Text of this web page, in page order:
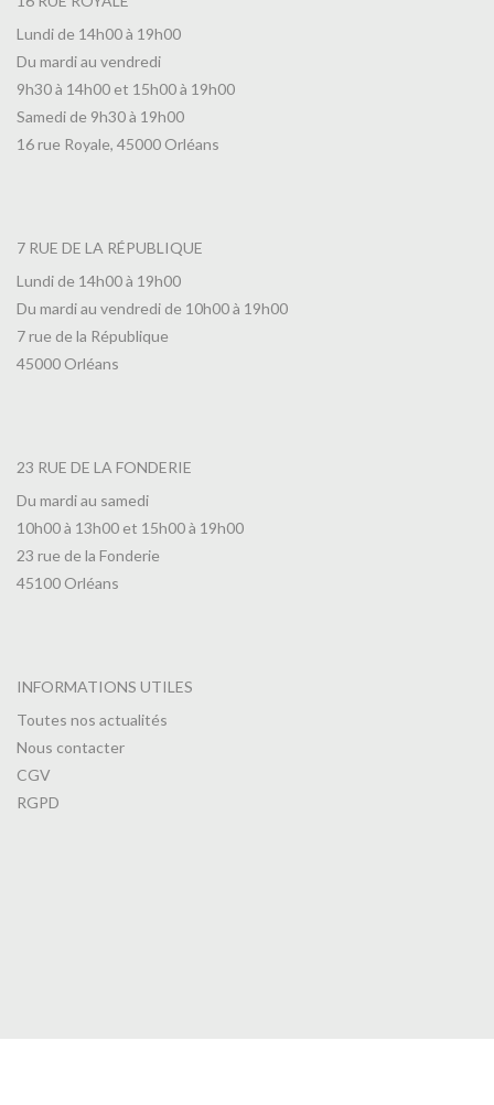
Lundi de 14h00 à 19h00
Du mardi au vendredi
9h30 à 14h00 et 15h00 à 19h00
Samedi de 9h30 à 19h00
16 rue Royale, 45000 Orléans
7 RUE DE LA RÉPUBLIQUE
Lundi de 14h00 à 19h00
Du mardi au vendredi de 10h00 à 19h00
7 rue de la République
45000 Orléans
23 RUE DE LA FONDERIE
Du mardi au samedi
10h00 à 13h00 et 15h00 à 19h00
23 rue de la Fonderie
45100 Orléans
INFORMATIONS UTILES
Toutes nos actualités
Nous contacter
CGV
RGPD